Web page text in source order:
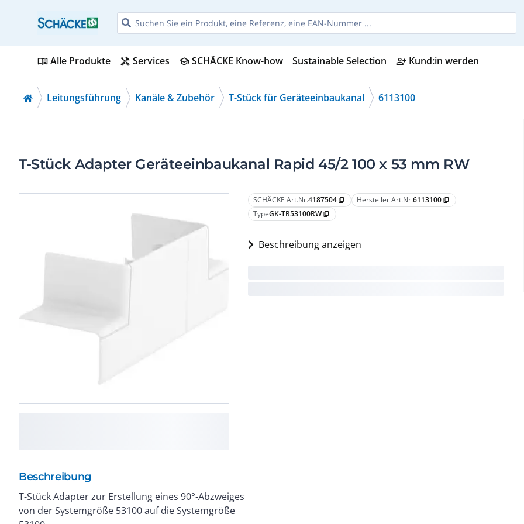
menu_bookAlle Produkte handyman Services schoolSCHÄCKE Know-how Sustainable Selection person_add_alt Kund:in werden
Leitungsführung Kanäle & Zubehör T-Stück für Geräteeinbaukanal 6113100
T-Stück Adapter Geräteeinbaukanal Rapid 45/2 100 x 53 mm RW
SCHÄCKE Art.Nr.4187504 content_copy Hersteller Art.Nr.6113100 content_copy
TypeGK-TR53100RW content_copy
Beschreibung anzeigen
Beschreibung
T-Stück Adapter zur Erstellung eines 90°-Abzweiges
von der Systemgröße 53100 auf die Systemgröße